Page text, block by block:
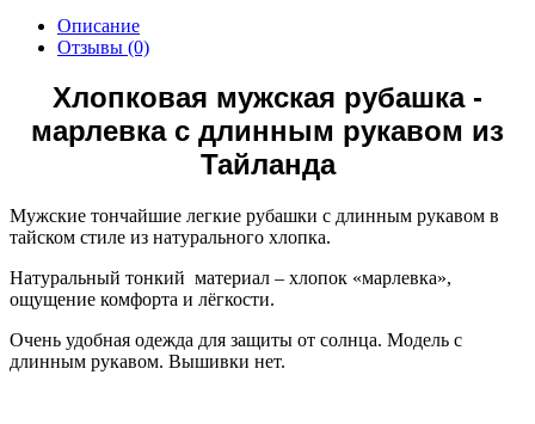
Описание
Отзывы (0)
Хлопковая мужская рубашка -
марлевка с длинным рукавом из
Тайланда
Мужские тончайшие легкие рубашки с длинным рукавом в
тайском стиле из натурального хлопка.
Натуральный тонкий материал – хлопок «марлевка»,
ощущение комфорта и лёгкости.
Очень удобная одежда для защиты от солнца. Модель с
длинным рукавом. Вышивки нет.